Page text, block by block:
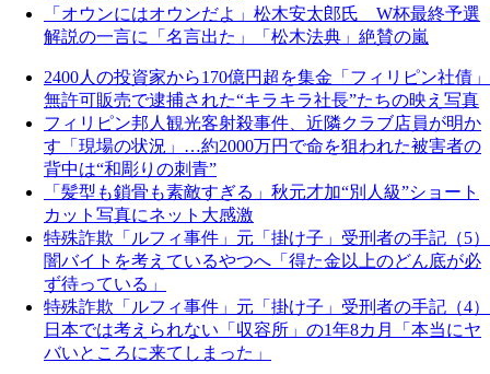
「オウンにはオウンだよ」松木安太郎氏 W杯最終予選
解説の一言に「名言出た」「松木法典」絶賛の嵐
2400人の投資家から170億円超を集金「フィリピン社債」
無許可販売で逮捕された“キラキラ社長”たちの映え写真
フィリピン邦人観光客射殺事件、近隣クラブ店員が明か
す「現場の状況」…約2000万円で命を狙われた被害者の
背中は“和彫りの刺青”
「髪型も鎖骨も素敵すぎる」秋元才加“別人級”ショート
カット写真にネット大感激
特殊詐欺「ルフィ事件」元「掛け子」受刑者の手記（5）
闇バイトを考えているやつへ「得た金以上のどん底が必
ず待っている」
特殊詐欺「ルフィ事件」元「掛け子」受刑者の手記（4）
日本では考えられない「収容所」の1年8カ月「本当にヤ
バいところに来てしまった」